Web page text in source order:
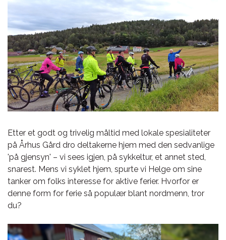
Etter et godt og trivelig måltid med lokale spesialiteter
på Århus Gård dro deltakerne hjem med den sedvanlige
'på gjensyn' – vi sees igjen, på sykkeltur, et annet sted,
snarest. Mens vi syklet hjem, spurte vi Helge om sine
tanker om folks interesse for aktive ferier. Hvorfor er
denne form for ferie så populær blant nordmenn, tror
du?